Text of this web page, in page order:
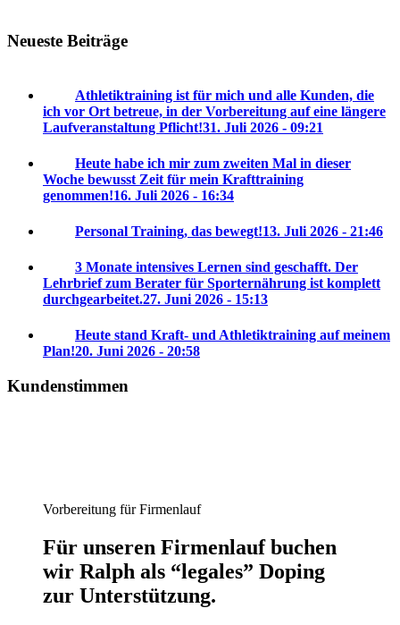
Neueste Beiträge
Athletiktraining ist für mich und alle Kunden, die
ich vor Ort betreue, in der Vorbereitung auf eine längere
Laufveranstaltung Pflicht!31. Juli 2026 - 09:21
Heute habe ich mir zum zweiten Mal in dieser
Woche bewusst Zeit für mein Krafttraining
genommen!16. Juli 2026 - 16:34
Personal Training, das bewegt!13. Juli 2026 - 21:46
3 Monate intensives Lernen sind geschafft. Der
Lehrbrief zum Berater für Sporternährung ist komplett
durchgearbeitet.27. Juni 2026 - 15:13
Heute stand Kraft- und Athletiktraining auf meinem
Plan!20. Juni 2026 - 20:58
Kundenstimmen
Vorbereitung für Firmenlauf
Für unseren Firmenlauf buchen
wir Ralph als “legales” Doping
zur Unterstützung.